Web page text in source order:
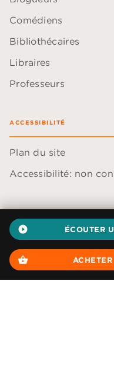
play_circle_filled ÉCOUTER
shopping_basket
Comédiens
Bibliothécaires
Libraires
Professeurs
ACCESSIBILITÉ
Plan du site
Accessibilité: non
Données personnelles
Paramétrer vos
Mentions légales
Conditions